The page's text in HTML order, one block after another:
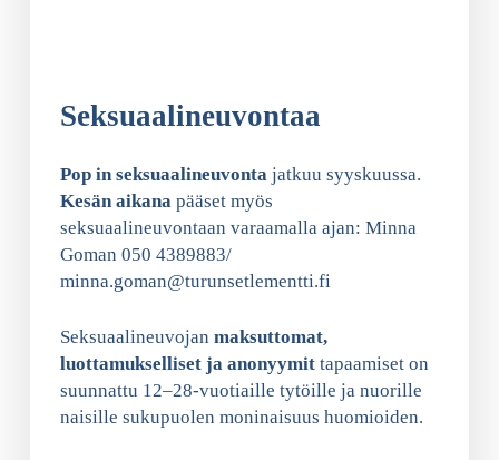
Seksuaalineuvontaa
Pop in seksuaalineuvontajatkuu syyskuussa.
Kesän aikanapääset myös
seksuaalineuvontaan varaamalla ajan: Minna
Goman 050 4389883/
minna.goman@turunsetlementti.fi
Seksuaalineuvojan maksuttomat,
luottamukselliset ja anonyymittapaamiset on
suunnattu 12–28-vuotiaille tytöille ja nuorille
naisille sukupuolen moninaisuus huomioiden.